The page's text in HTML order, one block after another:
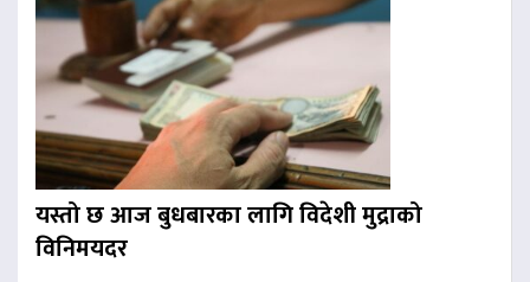
यस्तो छ आज बुधबारका लागि विदेशी मुद्राको
विनिमयदर